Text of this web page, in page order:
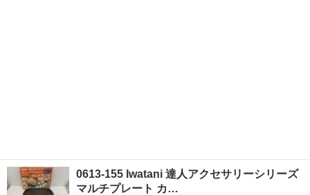
0613-155 Iwatani 達人アクセサリーシリーズ
マルチプレート カ…